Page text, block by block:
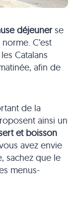
déjeunerse
C’est
Catalans
afin de
de la
ainsi un
et boisson
avez envie
sachez que le
menus-